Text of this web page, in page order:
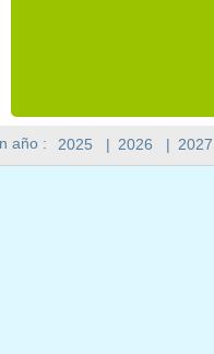
año : 2025 | 2026 | 2027